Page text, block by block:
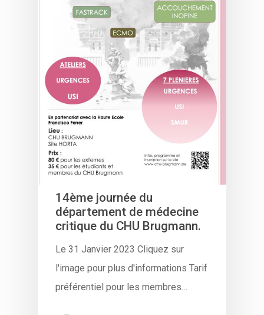
14ème journée du
département de médecine
critique du CHU Brugmann.
Le 31 Janvier 2023 Cliquez sur
l'image pour plus d'informations Tarif
préférentiel pour les membres…